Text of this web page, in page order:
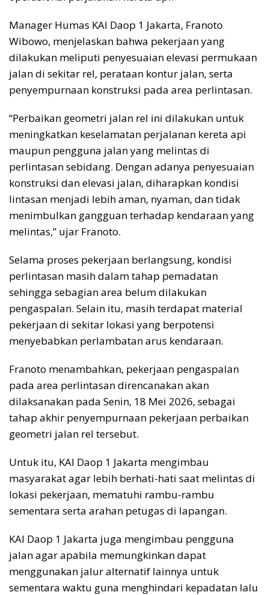
Manager Humas KAI Daop 1 Jakarta, Franoto
Wibowo, menjelaskan bahwa pekerjaan yang
dilakukan meliputi penyesuaian elevasi permukaan
jalan di sekitar rel, perataan kontur jalan, serta
penyempurnaan konstruksi pada area perlintasan.
“Perbaikan geometri jalan rel ini dilakukan untuk
meningkatkan keselamatan perjalanan kereta api
maupun pengguna jalan yang melintas di
perlintasan sebidang. Dengan adanya penyesuaian
konstruksi dan elevasi jalan, diharapkan kondisi
lintasan menjadi lebih aman, nyaman, dan tidak
menimbulkan gangguan terhadap kendaraan yang
melintas,” ujar Franoto.
Selama proses pekerjaan berlangsung, kondisi
perlintasan masih dalam tahap pemadatan
sehingga sebagian area belum dilakukan
pengaspalan. Selain itu, masih terdapat material
pekerjaan di sekitar lokasi yang berpotensi
menyebabkan perlambatan arus kendaraan.
Franoto menambahkan, pekerjaan pengaspalan
pada area perlintasan direncanakan akan
dilaksanakan pada Senin, 18 Mei 2026, sebagai
tahap akhir penyempurnaan pekerjaan perbaikan
geometri jalan rel tersebut.
Untuk itu, KAI Daop 1 Jakarta mengimbau
masyarakat agar lebih berhati-hati saat melintas di
lokasi pekerjaan, mematuhi rambu-rambu
sementara serta arahan petugas di lapangan.
KAI Daop 1 Jakarta juga mengimbau pengguna
jalan agar apabila memungkinkan dapat
menggunakan jalur alternatif lainnya untuk
sementara waktu guna menghindari kepadatan lalu